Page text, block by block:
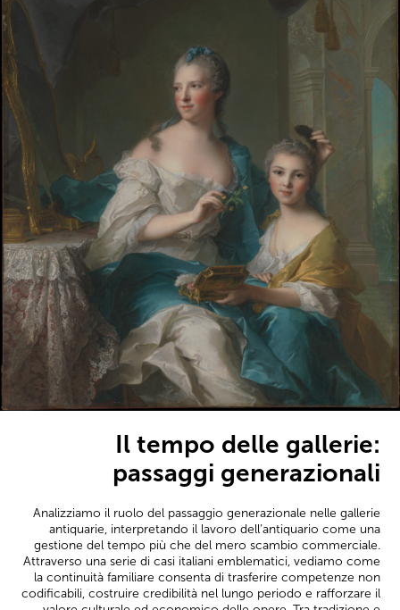
Il tempo delle gallerie:
passaggi generazionali
Analizziamo il ruolo del passaggio generazionale nelle gallerie
antiquarie, interpretando il lavoro dell’antiquario come una
gestione del tempo più che del mero scambio commerciale.
Attraverso una serie di casi italiani emblematici, vediamo come
la continuità familiare consenta di trasferire competenze non
codificabili, costruire credibilità nel lungo periodo e rafforzare il